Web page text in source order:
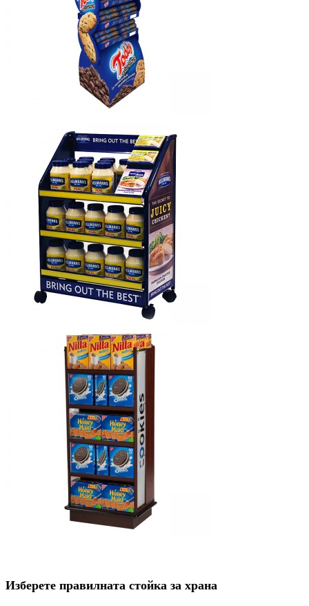
Изберете правилната стойка за храна